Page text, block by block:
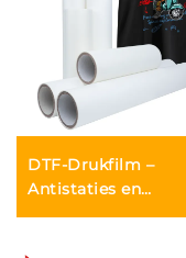
DTF-Drukfilm –
Antistaties en
Vochtbestand